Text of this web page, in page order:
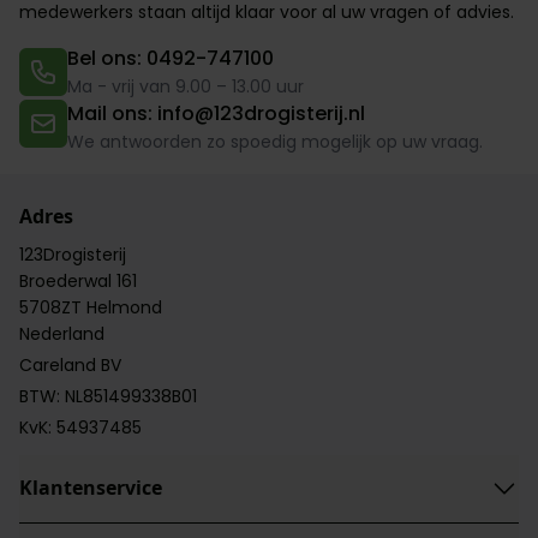
medewerkers staan altijd klaar voor al uw vragen of advies.
Bel ons: 0492-747100
Ma - vrij van 9.00 – 13.00 uur
Mail ons: info@123drogisterij.nl
We antwoorden zo spoedig mogelijk op uw vraag.
Adres
123Drogisterij
Broederwal 161
5708ZT Helmond
Nederland
Careland BV
BTW: NL851499338B01
KvK: 54937485
Klantenservice